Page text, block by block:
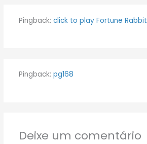
Pingback: click to play Fortune Rabbit
Pingback: pg168
Deixe um comentário